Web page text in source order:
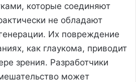
которые соединяют
не обладают
Их повреждение
как глаукома, приводит
зрения. Разработчики
может